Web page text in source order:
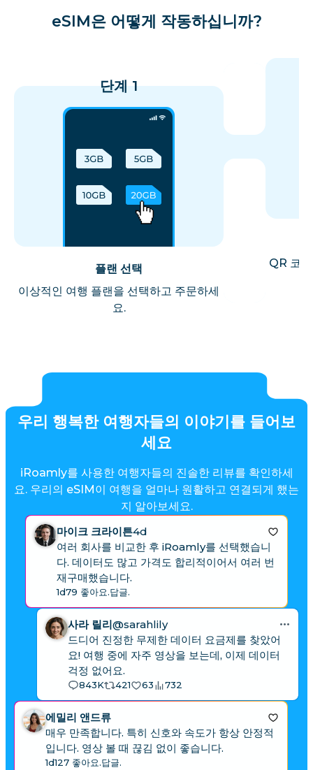
eSIM은 어떻게 작동하십니까?
단계 1
플랜 선택
이상적인 여행 플랜을 선택하고 주문하세
요.
QR 코
우리 행복한 여행자들의 이야기를 들어보
세요
iRoamly를 사용한 여행자들의 진솔한 리뷰를 확인하세
요. 우리의 eSIM이 여행을 얼마나 원활하고 연결되게 했는
지 알아보세요.
마이크 크라이튼4d
여러 회사를 비교한 후 iRoamly를 선택했습니
다. 데이터도 많고 가격도 합리적이어서 여러 번
재구매했습니다.
1d79 좋아요.답글.
사라 릴리@sarahlily
드디어 진정한 무제한 데이터 요금제를 찾았어
요! 여행 중에 자주 영상을 보는데, 이제 데이터
걱정 없어요.
843K 421 63 732
에밀리 앤드류
매우 만족합니다. 특히 신호와 속도가 항상 안정적
입니다. 영상 볼 때 끊김 없이 좋습니다.
1d127 좋아요.답글.